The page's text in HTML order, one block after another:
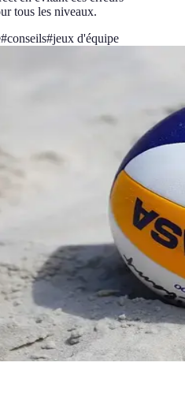
tous les niveaux.
#conseils#jeux d'équipe